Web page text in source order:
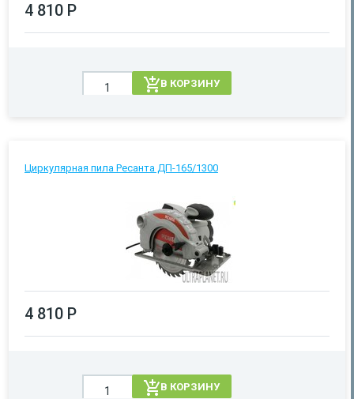
4 810 Р
В КОРЗИНУ
Циркулярная пила Ресанта ДП-165/1300
4 810 Р
В КОРЗИНУ